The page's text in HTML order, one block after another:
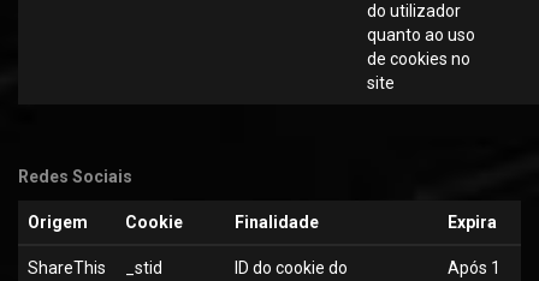
do utilizador
quanto ao uso
de cookies no
site
Redes Sociais
Origem Cookie Finalidade Expira
ShareThis
_stid
ID do cookie do
Após 1